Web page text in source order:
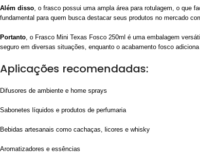
Além disso, o frasco possui uma ampla área para rotulagem, o que
fundamental para quem busca destacar seus produtos no mercado
Portanto, o Frasco Mini Texas Fosco 250ml é uma embalagem
seguro em diversas situações, enquanto o acabamento fosco
Aplicações recomendadas:
Difusores de ambiente e home sprays
Sabonetes líquidos e produtos de perfumaria
Bebidas artesanais como cachaças, licores e whisky
Aromatizadores e essências